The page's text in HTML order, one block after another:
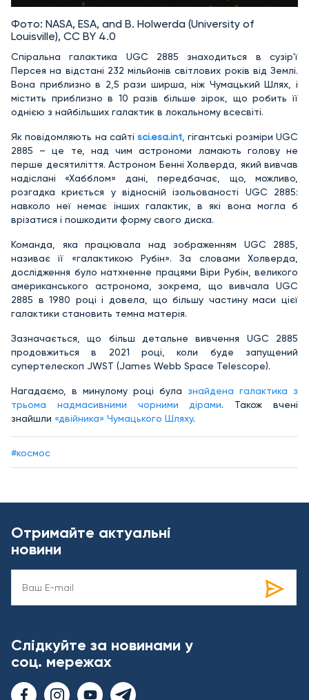
Фото: NASA, ESA, and B. Holwerda (University of
Louisville), CC BY 4.0
Спіральна галактика UGC 2885 знаходиться в сузір'ї
Персея на відстані 232 мільйонів світлових років від Землі.
Вона приблизно в 2,5 рази ширша, ніж Чумацький Шлях, і
містить приблизно в 10 разів більше зірок, що робить її
однією з найбільших галактик в локальному всесвіті.
Як повідомляють на сайтіsci.esa.int, гігантські розміри UGC
2885 – це те, над чим астрономи ламають голову не
перше десятиліття. Астроном Бенні Холверда, який вивчав
надіслані «Хабблом» дані, передбачає, що, можливо,
розгадка криється у відносній ізольованості UGC 2885:
навколо неї немає інших галактик, в які вона могла б
врізатися і пошкодити форму свого диска.
Команда, яка працювала над зображенням UGC 2885,
називає її «галактикою Рубін». За словами Холверда,
дослідження було натхненне працями Віри Рубін, великого
американського астронома, зокрема, що вивчала UGC
2885 в 1980 році і довела, що більшу частину маси цієї
галактики становить темна матерія.
Зазначається, що більш детальне вивчення UGC 2885
продовжиться в 2021 році, коли буде запущений
супертелескоп JWST (James Webb Space Telescope).
Нагадаємо, в минулому році була знайдена галактика з
трьома надмасивними чорними дірами. Також вчені
знайшли «двійника» Чумацького Шляху.
#космос
Отримайте актуальні
новини
Слідкуйте за новинами у
соц. мережах